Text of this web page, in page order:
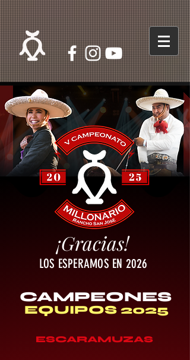
¡Gracias!
LOS ESPERAMOS EN 2026
EQUIPOS 2025
CAMPEONES
ESCARAMUZAS